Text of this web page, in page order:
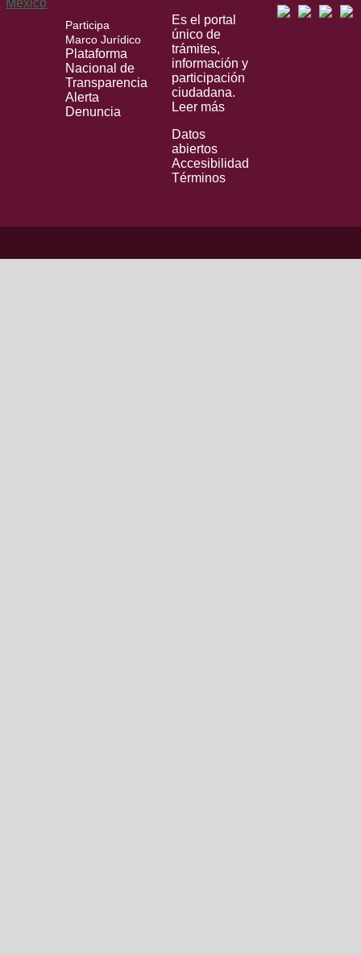
Participa
Marco Jurídico
Plataforma
Nacional de
Transparencia
Alerta
Denuncia
Es el portal
único de
trámites,
información y
participación
ciudadana.
Leer más
Datos
abiertos
Accesibilidad
Términos